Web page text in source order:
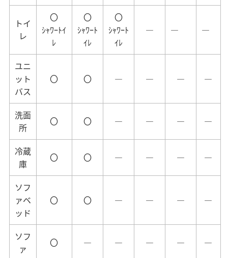
トイ
レ
〇
ｼｬﾜｰﾄｲ
ﾚ
〇
ｼｬﾜｰﾄ
ｲﾚ
〇
ｼｬﾜｰﾄ
ｲﾚ
― ― ―
ユニ
ット
バス
〇 〇 ― ― ― ―
洗面
所
〇 〇 ― ― ― ―
冷蔵
庫
〇 〇 ― ― ― ―
ソフ
ァベ
ッド
〇 〇 ― ― ― ―
ソフ
ァ
〇 ― ― ― ― ―